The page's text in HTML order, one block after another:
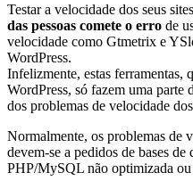
Testar a velocidade dos seus
das pessoas comete o erro de
velocidade como Gtmetrix e
WordPress.
Infelizmente, estas ferramentas,
WordPress, só fazem uma parte
dos problemas de velocidade
Normalmente, os problemas de
devem-se a pedidos de bases
PHP/MySQL não optimizada